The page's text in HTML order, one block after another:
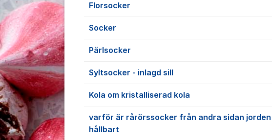
Florsocker
Socker
Pärlsocker
Syltsocker - inlagd sill
Kola om kristalliserad kola
varför är rårörssocker från andra sidan jorden
hållbart